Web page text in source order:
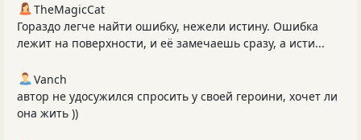
TheMagicCat
Гораздо легче найти ошибку, нежели истину. Ошибка
лежит на поверхности, и её замечаешь сразу, а исти...
Vanch
автор не удосужился спросить у своей героини, хочет ли
она жить ))